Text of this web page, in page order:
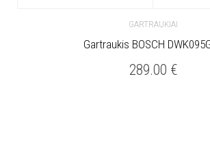
GARTRAUKIAI
Gartraukis BOSCH
289.00 €